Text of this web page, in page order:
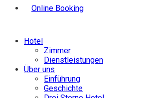
Online Booking
Hotel
Zimmer
Dienstleistungen
Über uns
Einführung
Geschichte